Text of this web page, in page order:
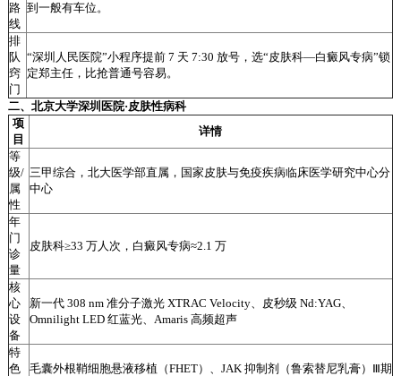
路
线
到一般有车位。
排
队
窍
门
“深圳人民医院”小程序提前 7 天 7:30 放号，选“皮肤科—白癜风专病”锁
定郑主任，比抢普通号容易。
二、北京大学深圳医院·皮肤性病科
项
目
详情
等
级/
属
性
三甲综合，北大医学部直属，国家皮肤与免疫疾病临床医学研究中心分
中心
年
门
诊
量
皮肤科≥33 万人次，白癜风专病≈2.1 万
核
心
设
备
新一代 308 nm 准分子激光 XTRAC Velocity、皮秒级 Nd:YAG、
Omnilight LED 红蓝光、Amaris 高频超声
特
色
毛囊外根鞘细胞悬液移植（FHET）、JAK 抑制剂（鲁索替尼乳膏）Ⅲ期